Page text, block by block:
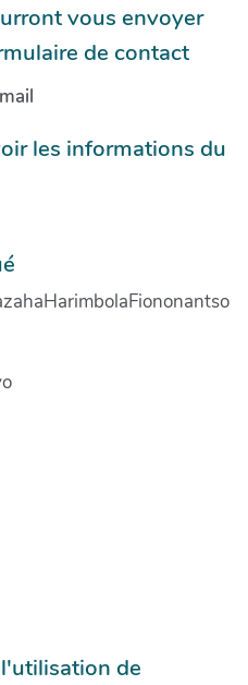
vous envoyer
de contact
les informations du
de